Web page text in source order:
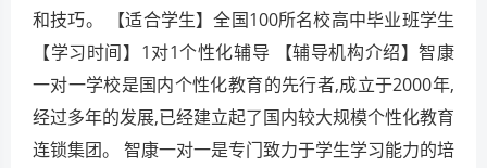
和技巧。 【适合学生】全国100所名校高中毕业班学生
【学习时间】1对1个性化辅导 【辅导机构介绍】智康
一对一学校是国内个性化教育的先行者,成立于2000年,
经过多年的发展,已经建立起了国内较大规模个性化教育
连锁集团。 智康一对一是专门致力于学生学习能力的培